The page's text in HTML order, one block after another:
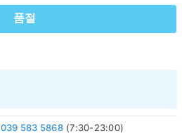
품절
039 583 5868(7:30-23:00)